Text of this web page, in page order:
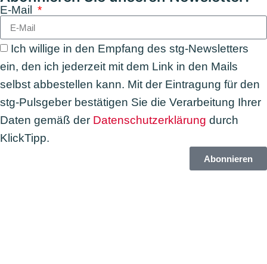
E-Mail
Ich willige in den Empfang des stg-Newsletters
ein, den ich jederzeit mit dem Link in den Mails
selbst abbestellen kann. Mit der Eintragung für den
stg-Pulsgeber bestätigen Sie die Verarbeitung Ihrer
Daten gemäß der Datenschutzerklärung durch
KlickTipp.
Abonnieren